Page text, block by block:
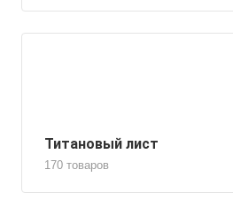
Титановый лист
170 товаров